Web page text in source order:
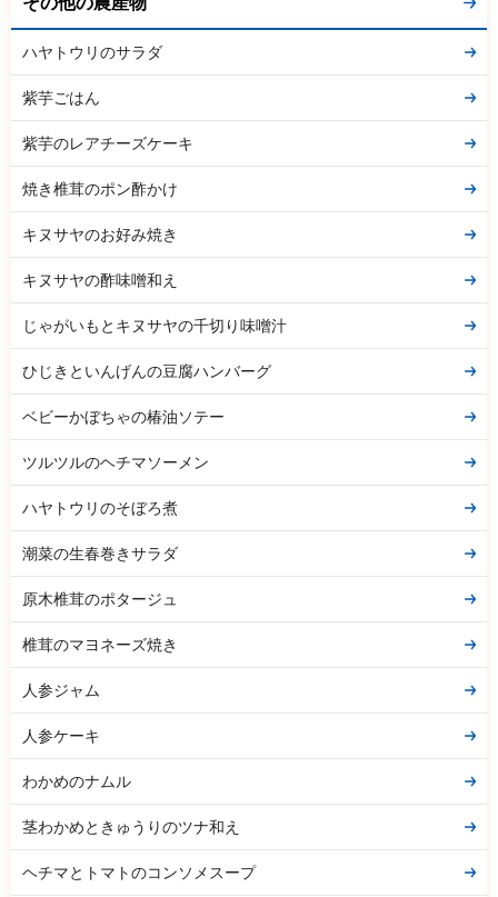
ハヤトウリのサラダ
紫芋ごはん
紫芋のレアチーズケーキ
焼き椎茸のポン酢かけ
キヌサヤのお好み焼き
キヌサヤの酢味噌和え
じゃがいもとキヌサヤの千切り味噌汁
ひじきといんげんの豆腐ハンバーグ
ベビーかぼちゃの椿油ソテー
ツルツルのヘチマソーメン
ハヤトウリのそぼろ煮
潮菜の生春巻きサラダ
原木椎茸のポタージュ
椎茸のマヨネーズ焼き
人参ジャム
人参ケーキ
わかめのナムル
茎わかめときゅうりのツナ和え
ヘチマとトマトのコンソメスープ